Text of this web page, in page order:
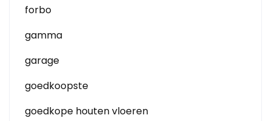
forbo
gamma
garage
goedkoopste
goedkope houten vloeren